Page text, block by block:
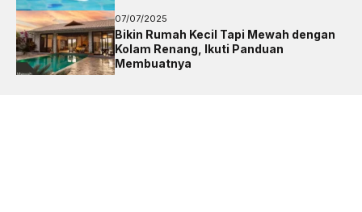
07/07/2025
Bikin Rumah Kecil Tapi Mewah dengan
Kolam Renang, Ikuti Panduan
Membuatnya